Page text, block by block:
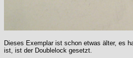
Dieses Exemplar ist schon etwas älter, es
ist, ist der Doublelock gesetzt.